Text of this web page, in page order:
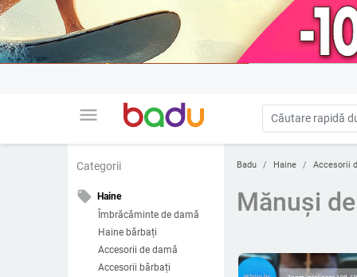
menu
Categorii
local_offer
Haine
Îmbrăcăminte de damă
Haine bărbați
Accesorii de damă
Accesorii bărbați
Badu Haine Accesorii
Mănuși